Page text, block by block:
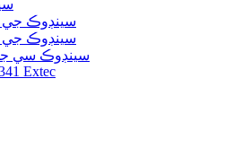
سينڊوڪ جي ايم 1208 يو جي 440
سينڊوڪ جي ايم 1211 يو جي 540
سينڊوڪ سي جي 615 جي ايم 1511 جي
Extec